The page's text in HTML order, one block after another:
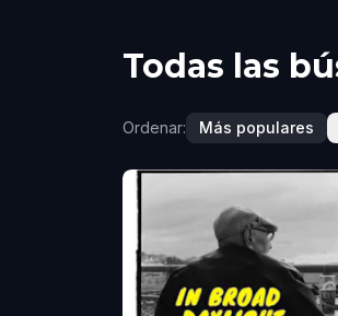
Todas las
Ordenar: Más populares